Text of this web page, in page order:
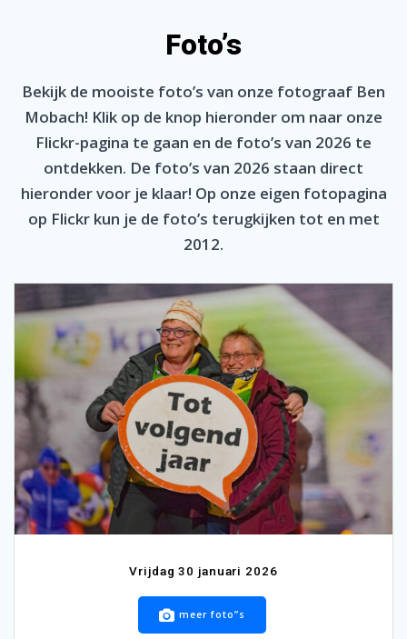
Foto’s
Bekijk de mooiste foto’s van onze fotograaf Ben
Mobach! Klik op de knop hieronder om naar onze
Flickr-pagina te gaan en de foto’s van 2026 te
ontdekken. De foto’s van 2026 staan direct
hieronder voor je klaar! Op onze eigen fotopagina
op Flickr kun je de foto’s terugkijken tot en met
2012.
Vrijdag 30 januari 2026
meer foto”s